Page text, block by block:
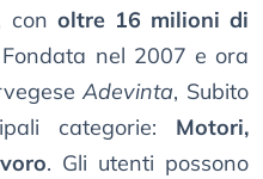
con oltre 16 milioni di
nel 2007 e ora
Adevinta, Subito
categorie: Motori,
. Gli utenti possono